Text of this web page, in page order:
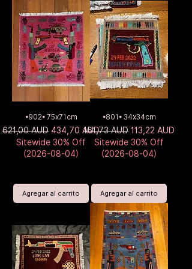
•902• 75x71cm
Precio
621,00 AUD Precio de oferta
434,70 AUD
Sitewide 30% Off
(2026-08-04)
Agregar al carrito
•801• 34x34cm
Precio
161,73 AUD Precio de oferta
113,22 AUD
Sitewide 30% Off
(2026-08-04)
Agregar al carrito